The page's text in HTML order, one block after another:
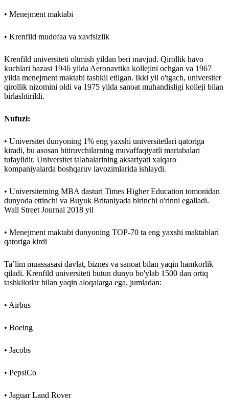
• Menejment maktabi
• Krenfild mudofaa va xavfsizlik
Krenfild universiteti oltmish yildan beri mavjud. Qirollik havo
kuchlari bazasi 1946 yilda Aeronavtika kollejini ochgan va 1967
yilda menejment maktabi tashkil etilgan. Ikki yil o'tgach, universitet
qirollik nizomini oldi va 1975 yilda sanoat muhandisligi kolleji bilan
birlashtirildi.
Nufuzi:
• Universitet dunyoning 1% eng yaxshi universitetlari qatoriga
kiradi, bu asosan bitiruvchilarning muvaffaqiyatli martabalari
tufaylidir. Universitet talabalarining aksariyati xalqaro
kompaniyalarda boshqaruv lavozimlarida ishlaydi.
• Universitetning MBA dasturi Times Higher Education tomonidan
dunyoda ettinchi va Buyuk Britaniyada birinchi o'rinni egalladi.
Wall Street Journal 2018 yil
• Menejment maktabi dunyoning TOP-70 ta eng yaxshi maktablari
qatoriga kirdi
Ta’lim muassasasi davlat, biznes va sanoat bilan yaqin hamkorlik
qiladi. Krenfild universiteti butun dunyo bo'ylab 1500 dan ortiq
tashkilotlar bilan yaqin aloqalarga ega, jumladan:
• Airbus
• Boeing
• Jacobs
• PepsiCo
• Jaguar Land Rover